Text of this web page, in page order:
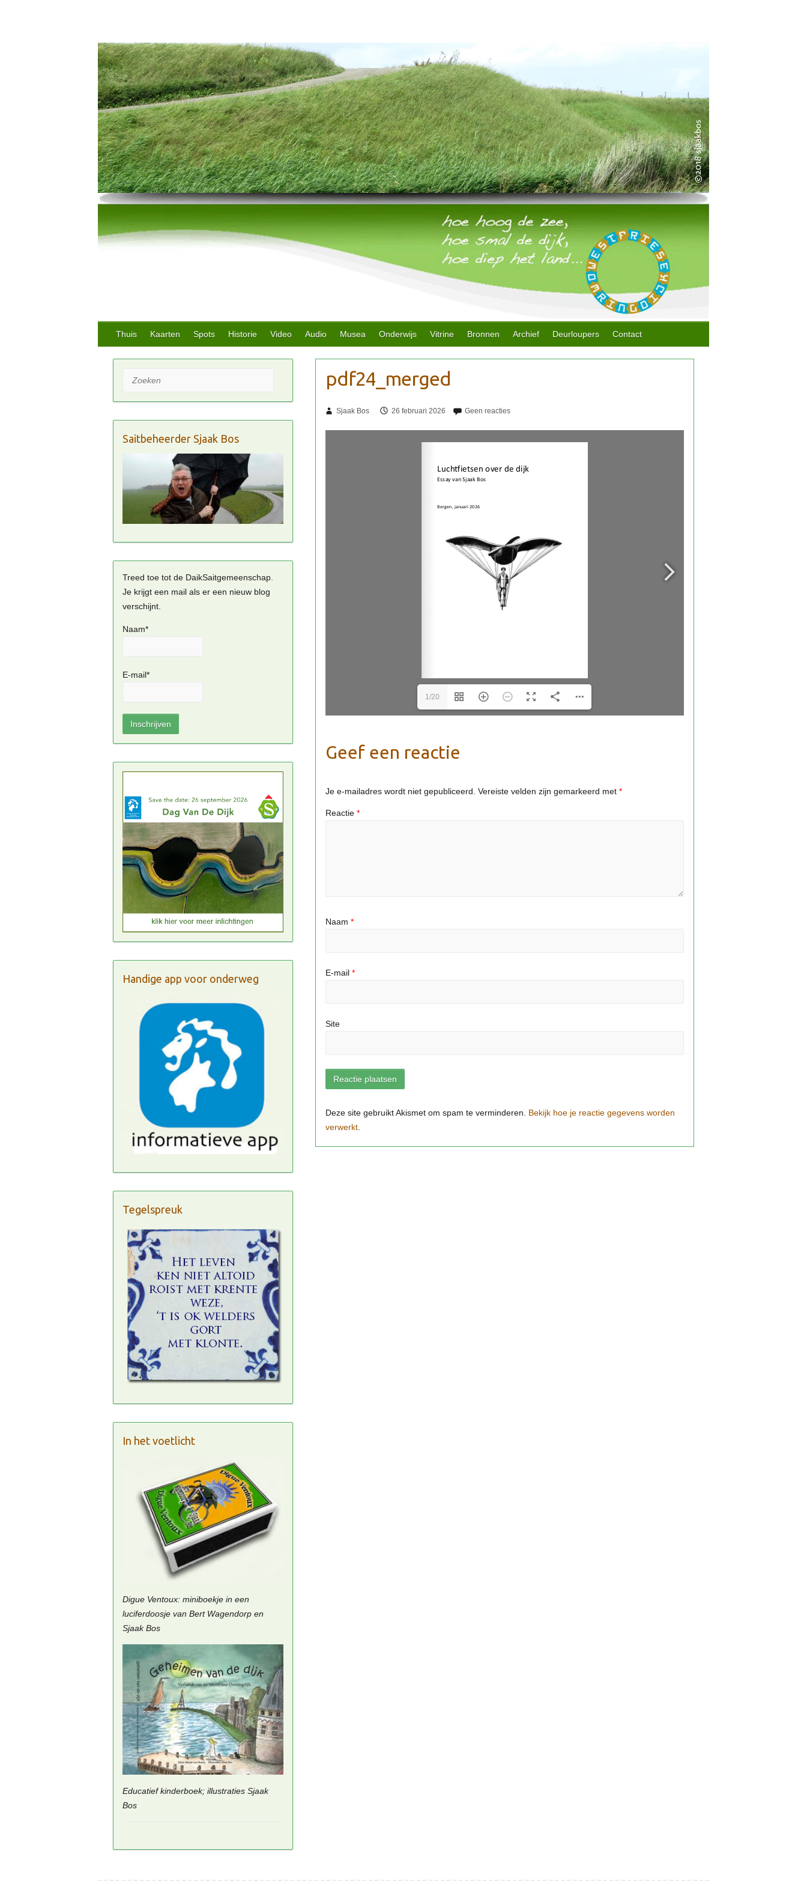
Thuis Kaarten Spots Historie Video Audio Musea Onderwijs Vitrine Bronnen Archief Deurloupers Contact
Sjaak Bos 26 februari 2026
1/20
Geef een reactie
Je e-mailadres wordt niet gepubliceerd. Vereiste velden zijn gemarkeerd met *
Reactie *
Naam *
E-mail *
Site
Bekijk hoe je reactie gegevens worden
verwerkt
Zoeken
Saitbeheerder Sjaak Bos
Treed toe tot de DaikSaitgemeenschap.
Je krijgt een mail als er een nieuw blog
verschijnt.
Naam*
E-mail*
Handige app voor onderweg
Tegelspreuk
In het voetlicht
Digue Ventoux: miniboekje in een
luciferdoosje van Bert Wagendorp en
Sjaak Bos
Educatief kinderboek; illustraties Sjaak
Bos